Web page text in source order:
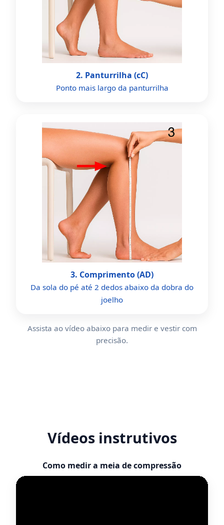
2. Panturrilha (cC)
Ponto mais largo da panturrilha
3. Comprimento (AD)
Da sola do pé até 2 dedos abaixo da dobra do
joelho
Assista ao vídeo abaixo para medir e vestir com
precisão.
Vídeos instrutivos
Como medir a meia de compressão